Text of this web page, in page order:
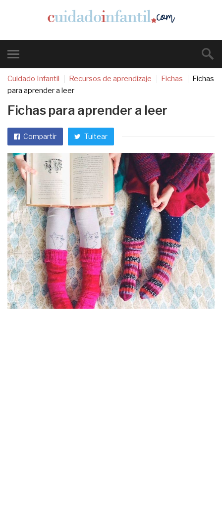
Cuidado Infantil Recursos de aprendizaje Fichas
Fichas
para aprender a leer
Fichas para aprender a leer
Compartir Tuitear